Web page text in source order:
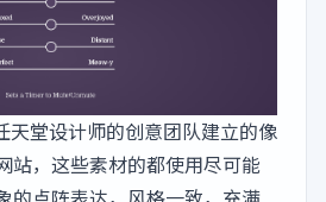
天堂设计师的创意团队建立的像
站，这些素材的都使用尽可能